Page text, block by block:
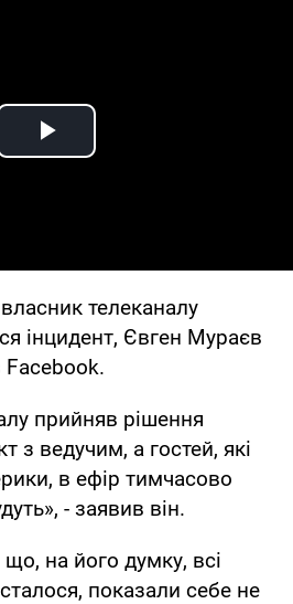
Play Video
телеканалу
інцидент, Євген Мураєв
Facebook.
прийняв рішення
з ведучим, а гостей, які
в ефір тимчасово
- заявив він.
на його думку, всі
показали себе не